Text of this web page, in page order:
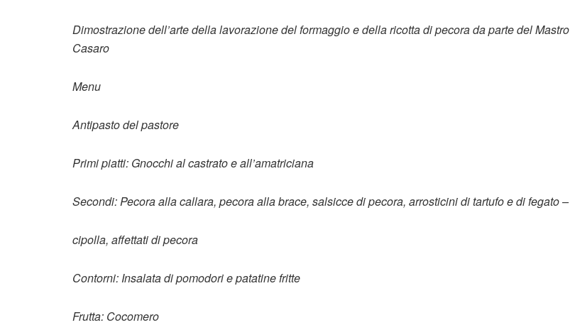
Dimostrazione dell’arte della lavorazione del formaggio e della ricotta di pecora da parte del Mastro
Casaro
Menu
Antipasto del pastore
Primi piatti: Gnocchi al castrato e all’amatriciana
Secondi: Pecora alla callara, pecora alla brace, salsicce di pecora, arrosticini di tartufo e di fegato –
cipolla, affettati di pecora
Contorni: Insalata di pomodori e patatine fritte
Frutta: Cocomero